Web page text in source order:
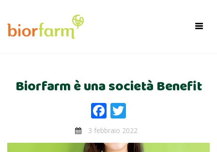
Biorfarm è una società Benefit
Facebook
3 febbraio 2022